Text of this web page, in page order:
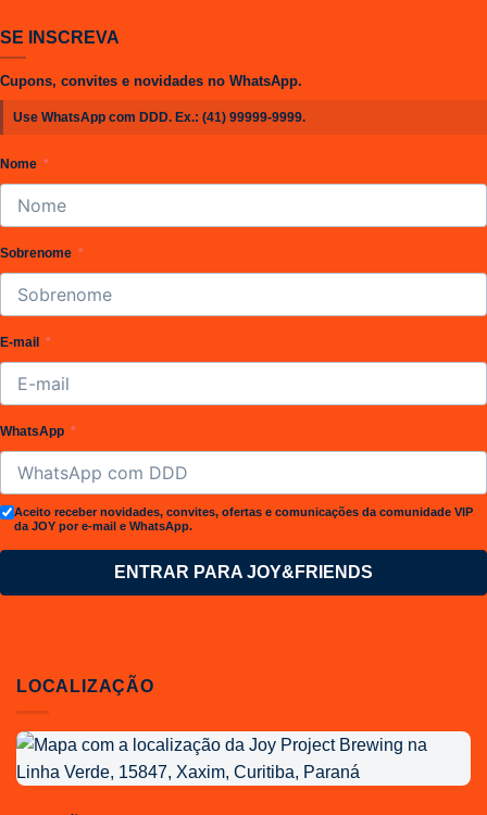
SE INSCREVA
Cupons, convites e novidades no WhatsApp.
Use WhatsApp com DDD. Ex.: (41) 99999-9999.
Nome
Sobrenome
E-mail
WhatsApp
Aceito receber novidades, convites, ofertas e comunicações da comunidade VIP
da JOY por e-mail e WhatsApp.
ENTRAR PARA JOY&FRIENDS
LOCALIZAÇÃO
Localização
da